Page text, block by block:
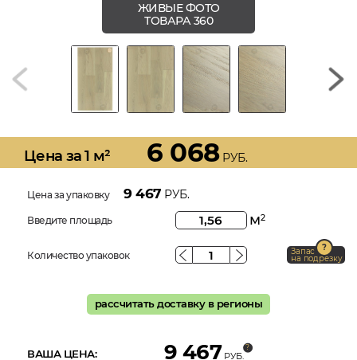
ЖИВЫЕ ФОТО
ТОВАРА 360
Цена за 1 м² 6 068РУБ.
Цена за упаковку 9 467 РУБ.
Введите площадь м2
Количество упаковок Запас
на подрезку
рассчитать доставку в регионы
ВАША ЦЕНА: 9 467 РУБ.